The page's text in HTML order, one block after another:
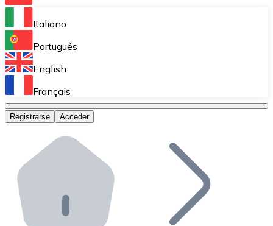
Bitnovo Ramp
Integra nuestra solución en tu plataforma.
Bitnovo Giftcards
Bitnovo OTC
Bitnovo ATM
Integra un ATM Bitnovo en tu negocio y permite que
Bitnovo API
Integra nuestra API en tu ecosistema.
Italiano
Português
English
Français
Registrarse Acceder